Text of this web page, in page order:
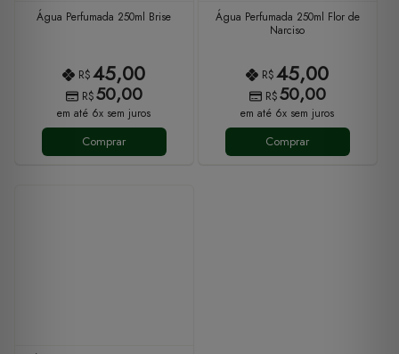
Água Perfumada 250ml Brise
R$45,00
R$50,00
em até 6x sem juros
Comprar
Água Perfumada 250ml Flor de
Narciso
R$45,00
R$50,00
em até 6x sem juros
Comprar